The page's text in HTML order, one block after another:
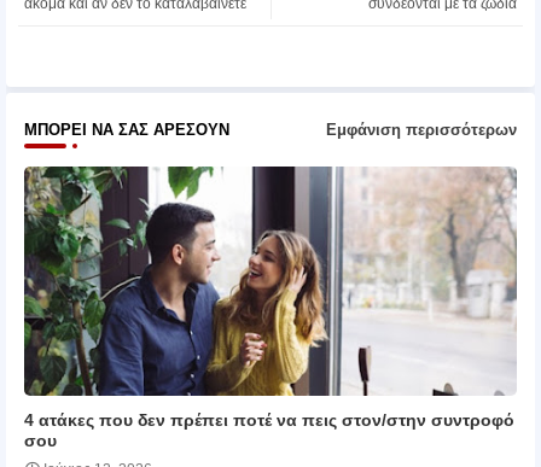
ΜΠΟΡΕΊ ΝΑ ΣΑΣ ΑΡΈΣΟΥΝ Εμφάνιση περισσότερων
4 ατάκες που δεν πρέπει ποτέ να πεις στον/στην συντροφό
σου